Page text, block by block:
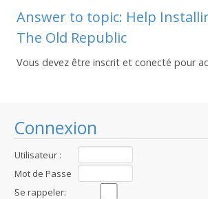
Connexion
Utilisateur :
Mot de Passe
:Se rappeler:
Answer to topic: Help
The Old Republic
Vous devez être inscrit et conecté pour